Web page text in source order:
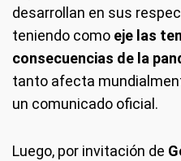
desarrollan en sus
teniendo como eje las
consecuencias de la
tanto afecta
un comunicado oficial.
Luego, por invitación de